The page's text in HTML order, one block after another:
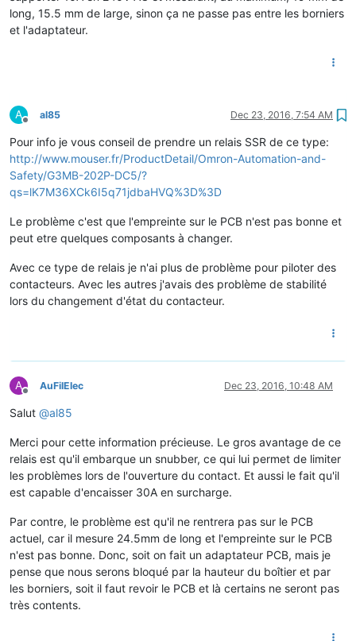
long, 15.5 mm de large, sinon ça ne passe pas entre les borniers
et l'adaptateur.
A
Offline
al85 Dec 23, 2016, 7:54 AM
Pour info je vous conseil de prendre un relais SSR de ce type:
http://www.mouser.fr/ProductDetail/Omron-Automation-and-
Safety/G3MB-202P-DC5/?
qs=lK7M36XCk6I5q71jdbaHVQ%3D%3D
Le problème c'est que l'empreinte sur le PCB n'est pas bonne et
peut etre quelques composants à changer.
Avec ce type de relais je n'ai plus de problème pour piloter des
contacteurs. Avec les autres j'avais des problème de stabilité
lors du changement d'état du contacteur.
A
Offline
AuFilElec Dec 23, 2016, 10:48 AM
Salut @al85
Merci pour cette information précieuse. Le gros avantage de ce
relais est qu'il embarque un snubber, ce qui lui permet de limiter
les problèmes lors de l'ouverture du contact. Et aussi le fait qu'il
est capable d'encaisser 30A en surcharge.
Par contre, le problème est qu'il ne rentrera pas sur le PCB
actuel, car il mesure 24.5mm de long et l'empreinte sur le PCB
n'est pas bonne. Donc, soit on fait un adaptateur PCB, mais je
pense que nous serons bloqué par la hauteur du boîtier et par
les borniers, soit il faut revoir le PCB et là certains ne seront pas
très contents.